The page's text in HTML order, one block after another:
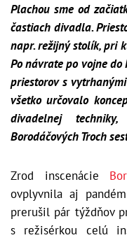
Plachou sme od
častiach divadla.
napr. režijný stolík, pri
Po návrate po vojne do
priestorov s
všetko určovalo
divadelnej
Borodáčových Troch
Zrod inscenácie
ovplyvnila aj
prerušil pár týždňov
s režisérkou celú